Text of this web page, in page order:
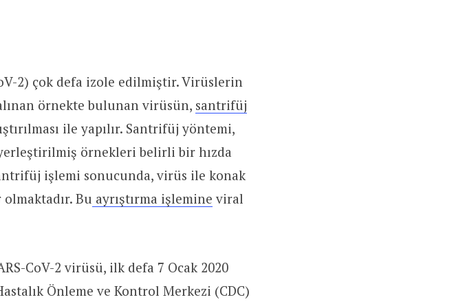
2) çok defa izole edilmiştir. Virüslerin
örnekte bulunan virüsün, santrifüj
ile yapılır. Santrifüj yöntemi,
örnekleri belirli bir hızda
işlemi sonucunda, virüs ile konak
olmaktadır. Bu ayrıştırma işlemine viral
CoV-2 virüsü, ilk defa 7 Ocak 2020
Önleme ve Kontrol Merkezi (CDC)